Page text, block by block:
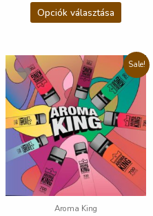
Opciók választása
Sale!
Aroma King